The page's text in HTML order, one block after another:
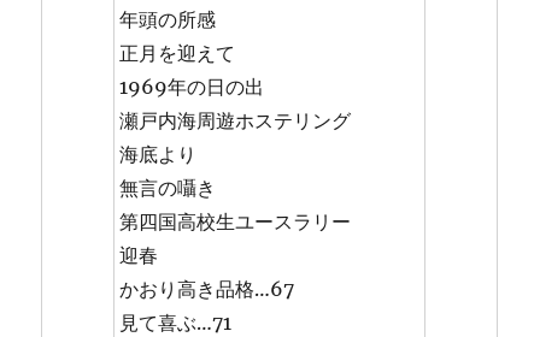
年頭の所感
正月を迎えて
1969年の日の出
瀬戸内海周遊ホステリング
海底より
無言の囁き
第四国高校生ユースラリー
迎春
かおり高き品格…67
見て喜ぶ…71